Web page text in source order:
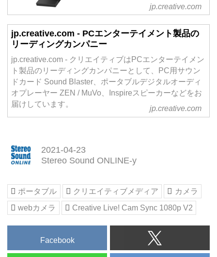
ェントなノイズ低減機能で、より
スマートで快適なビデオ＆ボイス
コミュニケーションが行える、デ
ュアル マイク内蔵フルHDウェブ
jp.creative.com
jp.creative.com - PCエンターテイメント製品の
リーディングカンパニー
jp.creative.com - クリエイティブはPCエンターテイメン
ト製品のリーディングカンパニーとして、PC用サウン
ドカード Sound Blaster、ポータブルデジタルオーディ
オプレーヤー ZEN / MuVo、Inspireスピーカーなどをお
届けしています。
jp.creative.com
2021-04-23
Stereo Sound ONLINE-y
ポータブル クリエイティブメディア
カメラ
webカメラ
Creative Live! Cam Sync 1080p V2
Facebook